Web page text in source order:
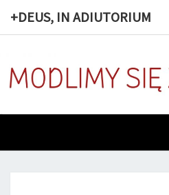
+DEUS, IN ADIUTORIUM